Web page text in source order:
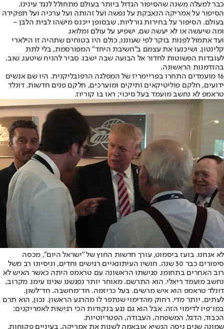
כבר למעלה משנה שהסיפור הגדול ביותר בעולם מתחולל לנגד עינינו.
הסיפור על אמריקה הנאבקת על נפשה ועל זהותה ועל ערכיה ועל תפקידה
בעולם. הסיפור על בחירות גורליות, שבסופן ייכנס מישהו לבית הלבן -
ומה שיעשה או לא יעשה שם, ישפיע על עולם ומלואו.
ועד אתמול לפנות בוקר לפי שעוננו, כולם היו בטוחים שתהיה זו הילארי
קלינטון. ושיכנעו את עצמם ב"חשיבת היחד" המפורסמת, בלי לתת
לעובדות הפשוטות לחדור אל הבועה שבה ישבו. סביר להניח שיטעו, שוב,
בהזדמנות הראשונה.
16 מועמדים התחרו בפריימריז של המפלגה הרפובליקנית. היו שם אנשים
ידועים, חלקם פוליטיקאים ותיקים ומוערכים, חלקם פנים חדשות. דונלד
טראמפ לא נחשב מועמד בעל סיכוי; ראו בו קוריוז.
לא אנחנו. בועז ביסמוט, עורך חדשות החוץ של "ישראל היום", מכסה
סיפורים כבר 30 שנה. חושיו העיתונאיים רגישים וחדים, וניסיונו רב משל
רוב האחרים בתחומו. פגישתו הראשונה עם טראמפ היתה כאשר האיש לא
נחשב מועמד ריאלי. הוא התרשם. מאוחר יותר נפגשנו שנינו עימו. מקרוב,
דונלד טראמפ הוא איש מרשים. בעל כריזמה. חד־מחשבה. חד־לשון.
לעתים, יותר מדי. רחוק מהדימוי שנתפר לו מהרגע הראשון. נכון, הוא תרם
במו־פיו לדימוי הזה. אבל הוא גם נגע בנקודות הכי רגישות לאמריקנים:
הכבוד, הדגל, המשפחה, העבודה, הפטריוטיות.
שמונה שנים ניסה הנשיא אובאמה לשנות את אמריקה. בעיניים פקוחות,